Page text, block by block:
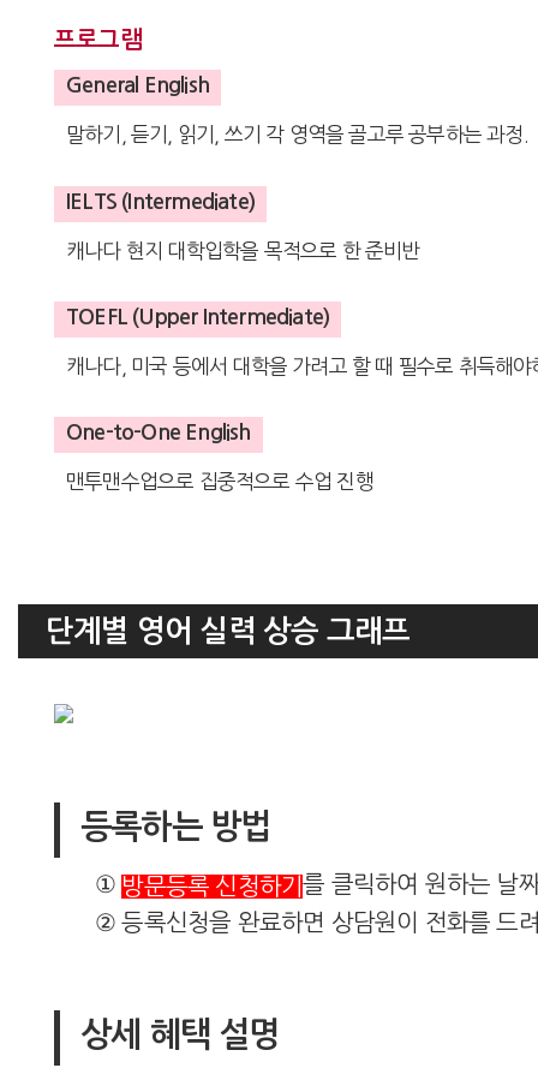
프로그램
General English
말하기, 듣기, 읽기, 쓰기 각 영역을 골고루 공부하는 과정.
IELTS (Intermediate)
캐나다 현지 대학입학을 목적으로 한 준비반
TOEFL (Upper Intermediate)
캐나다, 미국 등에서 대학을 가려고 할 때 필수로 취득해야
One-to-One English
맨투맨수업으로 집중적으로 수업 진행
단계별 영어 실력 상승 그래프
등록하는 방법
① 방문등록 신청하기를 클릭하여 원하는 날
② 등록신청을 완료하면 상담원이 전화를 드
상세 혜택 설명